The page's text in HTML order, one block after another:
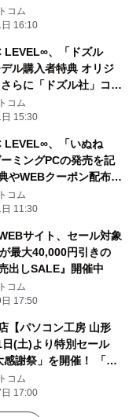
コム
16:10
LEVEL∞、「ドズル
ル購入者特典 オリジ
らに「ドズル社」コラ
える 5,000円OFF
布
コム
15:30
LEVEL∞、「いぬね
ミングPCの発売を記
やWEBクーポン配布
入りコラボPCが当たる
施
コム
11:30
サイト、セール対象
最大40,000円引きの
出しSALE』開催中
コム
17:50
【パソコン工房 山形
(土)より特別セール
感謝祭」を開催！ 「オ
コン」を豊富に取り揃
ーツ・周辺機器等の
記念プライスにてご奉
コム
17:00